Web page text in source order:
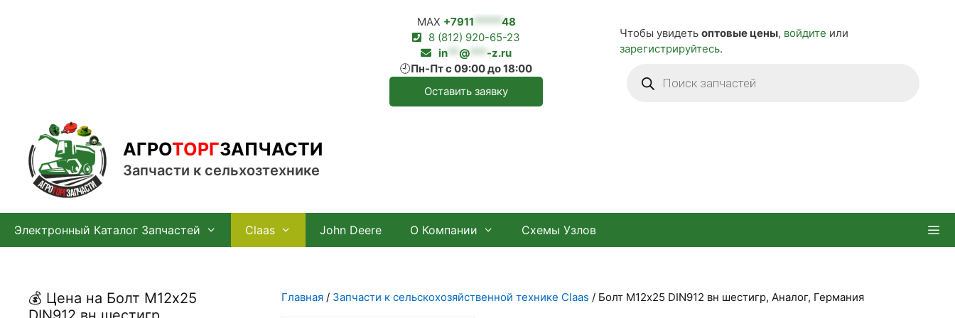
MAX +7911 *****48
8 (812) 920-65-23
in ** @ *** -z.ru
🕘Пн-Пт с 09:00 до 18:00
Оставить заявку
Чтобы увидеть оптовые цены, войдите или
зарегистрируйтесь.
товаров
АГРОТОРГЗАПЧАСТИ
Запчасти к сельхозтехнике
Электронный Каталог Запчастей Claas John Deere О Компании Схемы Узлов
Главная / Запчасти к сельскохозяйственной технике Claas / Болт М12х25 DIN912 вн шестигр, Аналог, Германия
💰 Цена на Болт М12х25